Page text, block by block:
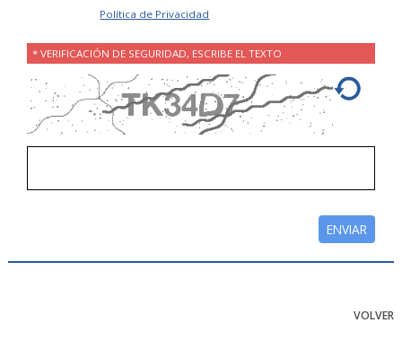
Política de Privacidad
* VERIFICACIÓN DE SEGURIDAD, ESCRIBE EL TEXTO
VOLVER